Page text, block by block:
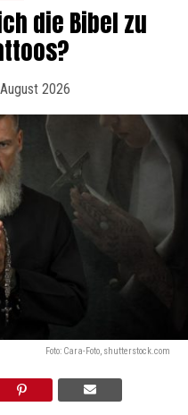
die Bibel zu
2026
Foto: Cara-Foto, shutterstock.com